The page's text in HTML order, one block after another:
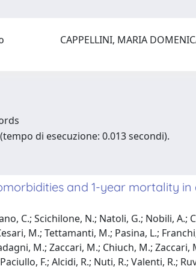
CAPPELLINI, MARIA
di esecuzione: 0.013 secondi).
and 1-year mortality in
C.; Scichilone, N.; Natoli, G.; Nobili, A.;
M.; Tettamanti, M.; Pasina, L.;
M.; Zaccari, M.; Chiuch, M.; Zaccari,
F.; Alcidi, R.; Nuti, R.; Valenti, R.;